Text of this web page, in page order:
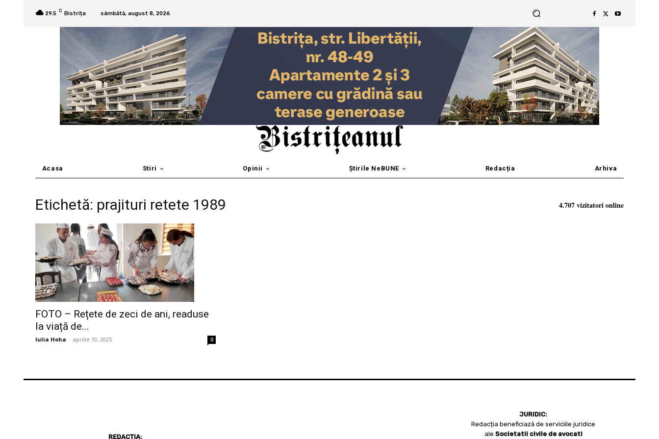
29.5 C Bistrița sâmbătă, august 8, 2026
Acasa Stiri Opinii Știrile NeBUNE Redacția Arhiva
Etichetă: prajituri retete 1989
FOTO – Rețete de zeci de ani, readuse
la viață de...
Iulia Hoha - aprilie 10, 2025 0
4.707 vizitatori online
REDACȚIA:
JURIDIC:
Redacția beneficiază de serviciile juridice
ale Societatii civile de avocati